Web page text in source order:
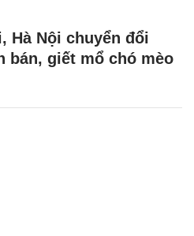
Hà Nội chuyển đổi
bán, giết mổ chó mèo